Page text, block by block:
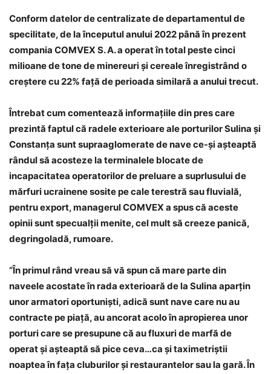
Conform datelor de centralizate de departamentul de
specilitate, de la începutul anului 2022 până în prezent
compania COMVEX S. A. a operat în total peste cinci
milioane de tone de minereuri şi cereale înregistrând o
creştere cu 22% faţă de perioada similară a anului trecut.
Întrebat cum comentează informaţiile din pres care
prezintă faptul că radele exterioare ale porturilor Sulina şi
Constanţa sunt supraaglomerate de nave ce-şi aşteaptă
rândul să acosteze la terminalele blocate de
incapacitatea operatorilor de preluare a suprlusului de
mărfuri ucrainene sosite pe cale terestră sau fluvială,
pentru export, managerul COMVEX a spus că aceste
opinii sunt specualţii menite, cel mult să creeze panică,
degringoladă, rumoare.
“În primul rând vreau să vă spun că mare parte din
naveele acostate în rada exterioară de la Sulina aparţin
unor armatori oportunişti, adică sunt nave care nu au
contracte pe piaţă, au ancorat acolo în apropierea unor
porturi care se presupune că au fluxuri de marfă de
operat şi aşteaptă să pice ceva…ca şi taximetriştii
noaptea în faţa cluburilor şi restaurantelor sau la gară. În